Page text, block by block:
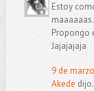
Estoy
Propongo
Jajajajaja
9 de
Akede